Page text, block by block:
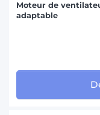
Moteur de
adaptable